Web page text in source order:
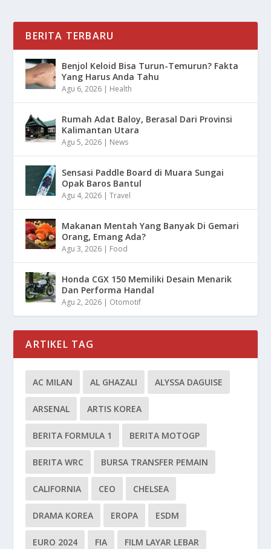
BERITA TERBARU
Benjol Keloid Bisa Turun-Temurun? Fakta
Yang Harus Anda Tahu
Agu 6, 2026 | Health
Rumah Adat Baloy, Berasal Dari Provinsi
Kalimantan Utara
Agu 5, 2026 | News
Sensasi Paddle Board di Muara Sungai
Opak Baros Bantul
Agu 4, 2026 |Travel
Makanan Mentah Yang Banyak Di Gemari
Orang, Emang Ada?
Agu 3, 2026 | Food
Honda CGX 150 Memiliki Desain Menarik
Dan Performa Handal
Agu 2, 2026 | Otomotif
ARTIKEL TAG
AC MILAN AL GHAZALI ALYSSA DAGUISE
ARSENAL ARTIS KOREA
BERITA FORMULA 1 BERITA MOTOGP
BERITA WRC BURSA TRANSFER PEMAIN
CALIFORNIA CEO CHELSEA
DRAMA KOREA EROPA ESDM
EURO 2024 FIA FILM LAYAR LEBAR